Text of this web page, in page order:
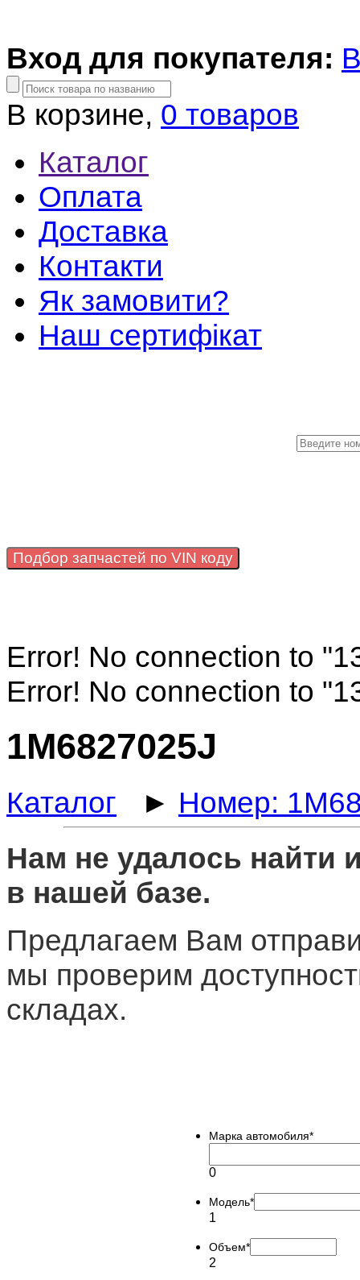
Вход для покупателя:
В корзине, 0 товаров
Каталог
Оплата
Доставка
Контакти
Як замовити?
Наш сертифікат
Подбор запчастей по VIN коду
Error! No connection to
Error! No connection to
1M6827025J
Каталог ► Номер:
Нам не удалось найти
в нашей базе.
Предлагаем Вам
мы проверим
складах.
Марка автомобиля*
0
Модель*
1
Объем*
2